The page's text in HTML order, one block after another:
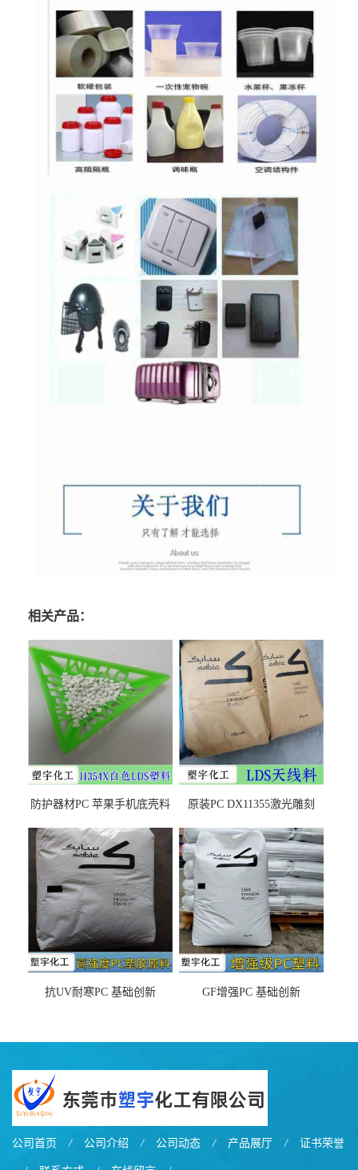
相关产品：
防护器材PC 苹果手机底壳料
之忧
原装PC DX11355激光雕刻
抗UV耐寒PC 基础创新
GF增强PC 基础创新
公司首页 / 公司介绍 / 公司动态 / 产品展厅 / 证书荣誉